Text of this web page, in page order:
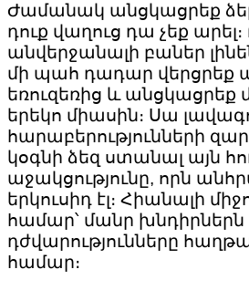
Ժամանակ անցկացրեք
դուք վաղուց դա չեք
անվերջանալի բաներ
մի պահ դադար վերցրեք
եռուզեռից և անցկացրեք
երեկո միասին։ Սա
հարաբերությունների
կօգնի ձեզ ստանալ այն
աջակցությունը, որն
երկուսիդ էլ։ Հիանալի
համար՝ մանր խնդիրներն
դժվարությունները
համար։